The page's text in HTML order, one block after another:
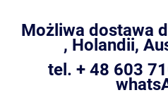
Możliwa dostawa
, Holandii,
tel. + 48 603